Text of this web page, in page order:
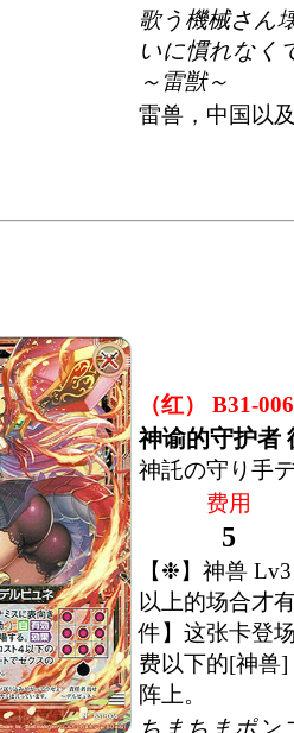
歌う機械さん
いに慣れな
～雷獣～
雷兽，中国以
（红） B31-
神谕的守护者
神託の守り手
费用
5
【❉】神兽
以上的场合才
件】这张卡登
费以下的[神兽
阵上。
ちまちまポ